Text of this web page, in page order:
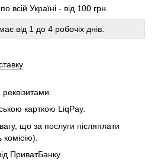
всій Україні - від 100 грн.
від 1 до 4 робочіх днів.
карткою LiqPay.
що за послуги післяплати
ПриватБанку.